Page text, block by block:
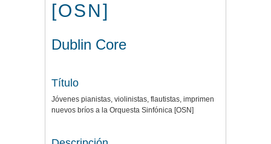
[OSN]
Dublin Core
Título
Jóvenes pianistas, violinistas, flautistas, imprimen
nuevos bríos a la Orquesta Sinfónica [OSN]